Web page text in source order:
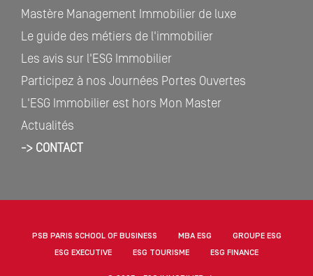
Mastère Management Immobilier de luxe
Le guide des métiers de l'immobilier
Les avis sur l'ESG Immobilier
Participez à nos Journées Portes Ouvertes
L'ESG Immobilier est hors Mon Master
Actualités
-> CONTACT
PSB PARIS SCHOOL OF BUSINESS MBA ESG
GROUPE ESG
ESG EXECUTIVE
ESG TOURISME ESG FINANCE